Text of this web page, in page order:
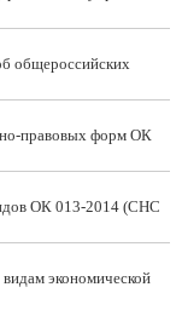
общероссийских
правовых форм ОК
ОК 013-2014 (СНС
экономической